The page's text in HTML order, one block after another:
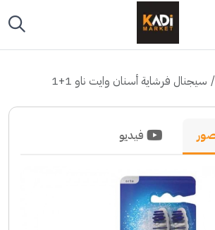
سيجنال فرشاية أسنان وايت ناو 1+1
فيديو